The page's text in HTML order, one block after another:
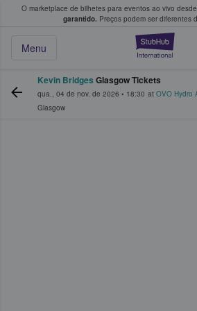
O marketplace de bilhetes para eventos ao vivo
garantido. Preços podem ser diferentes
Menu
fãs compram e
Kevin Bridges Glasgow Tickets
qua., 04 de nov. de 2026 • 18:30 at OVO Hydro
Glasgow